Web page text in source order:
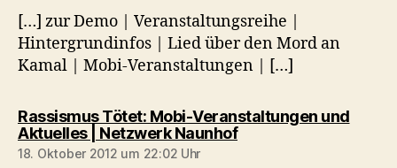
[…] zur Demo | Veranstaltungsreihe |
Hintergrundinfos | Lied über den Mord an
Kamal | Mobi-Veranstaltungen | […]
Rassismus Tötet: Mobi-Veranstaltungen und
Aktuelles | Netzwerk Naunhofsagt:
18. Oktober 2012 um 22:02 Uhr